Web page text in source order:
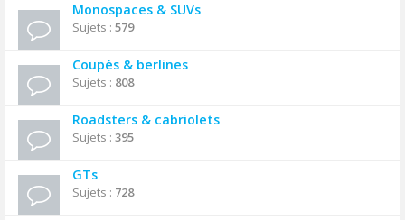
Monospaces & SUVs
Sujets : 579
Coupés & berlines
Sujets : 808
Roadsters & cabriolets
Sujets : 395
GTs
Sujets : 728